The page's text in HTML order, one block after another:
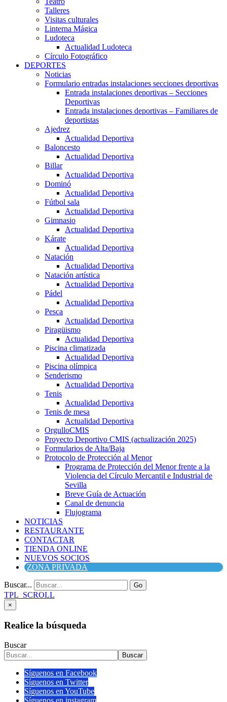
Talleres
Visitas culturales
Linterna Mágica
Ludoteca
Actualidad Ludoteca
Círculo Fotográfico
DEPORTES
Noticias
Formulario entradas instalaciones secciones deportivas
Entrada instalaciones deportivas – Secciones
Deportivas
Entrada instalaciones deportivas – Familiares de
deportistas
Ajedrez
Actualidad Deportiva
Baloncesto
Actualidad Deportiva
Billar
Actualidad Deportiva
Dominó
Actualidad Deportiva
Fútbol sala
Actualidad Deportiva
Gimnasio
Actualidad Deportiva
Kárate
Actualidad Deportiva
Natación
Actualidad Deportiva
Natación artística
Actualidad Deportiva
Pádel
Actualidad Deportiva
Pesca
Actualidad Deportiva
Piragüismo
Actualidad Deportiva
Piscina climatizada
Actualidad Deportiva
Piscina olímpica
Senderismo
Actualidad Deportiva
Tenis
Actualidad Deportiva
Tenis de mesa
Actualidad Deportiva
OrgulloCMIS
Proyecto Deportivo CMIS (actualización 2025)
Formularios de Alta/Baja
Protocolo de Protección al Menor
Programa de Protección del Menor frente a la
Violencia del Círculo Mercantil e Industrial de
Sevilla
Breve Guía de Actuación
Canal de denuncia
Flujograma
NOTICIAS
RESTAURANTE
CONTACTAR
TIENDA ONLINE
NUEVOS SOCIOS
ZONA PRIVADA
Buscar... Go
TPL_SCROLL
×
Realice la búsqueda
Buscar
Buscar
Síguenos en Facebook
Síguenos en Twitter
Síguenos en YouTube
Síguenos en instagram